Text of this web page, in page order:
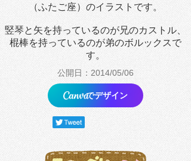
（ふたご座）のイラストです。
竪琴と矢を持っているのが兄のカストル、
棍棒を持っているのが弟のボルックスで
す。
公開日：2014/05/06
でデザイン